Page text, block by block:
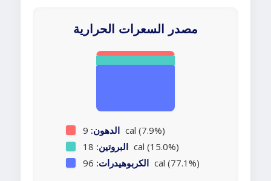
مصدر السعرات الحرارية
الدهون: 9 cal (7.9%)
البروتين: 18 cal (15.0%)
الكربوهيدرات: 96 cal (77.1%)